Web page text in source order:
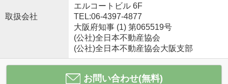
取扱会社
エルコートビル 6F
TEL:06-4397-4877
大阪府知事 (1) 第065519号
(公社)全日本不動産協会
(公社)全日本不動産協会大阪支部
お問い合わせ(無料)